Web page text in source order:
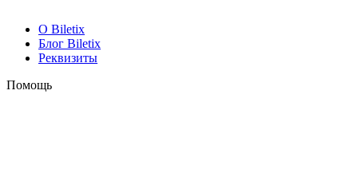
O Biletix
Блог Biletix
Реквизиты
Помощь